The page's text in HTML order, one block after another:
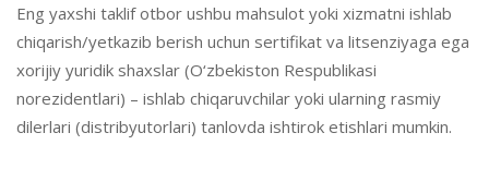
Eng yaxshi taklif otbor ushbu mahsulot yoki xizmatni ishlab
chiqarish/yetkazib berish uchun sertifikat va litsenziyaga ega
xorijiy yuridik shaxslar (O‘zbekiston Respublikasi
norezidentlari) – ishlab chiqaruvchilar yoki ularning rasmiy
dilerlari (distribyutorlari) tanlovda ishtirok etishlari mumkin.